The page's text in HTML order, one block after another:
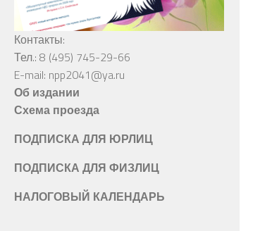
Контакты:
Тел.: 8 (495) 745-29-66
E-mail: npp2041@ya.ru
Об издании
Схема проезда
ПОДПИСКА ДЛЯ ЮРЛИЦ
ПОДПИСКА ДЛЯ ФИЗЛИЦ
НАЛОГОВЫЙ КАЛЕНДАРЬ